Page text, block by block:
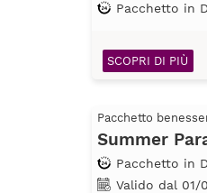
Pacchetto in
SCOPRI DI PIÙ
Pacchetto
Summer
Pacchetto in
Valido dal 01/